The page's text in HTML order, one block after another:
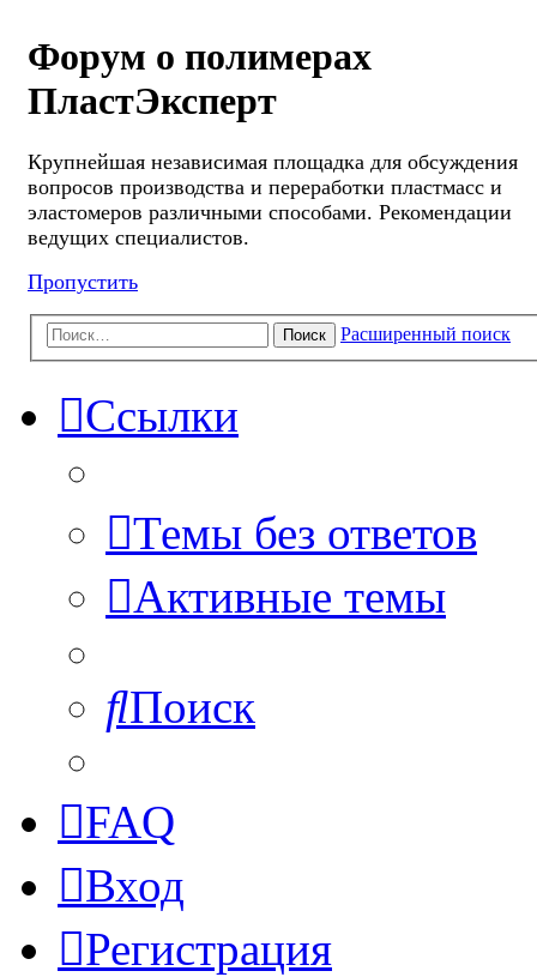
Форум о полимерах
ПластЭксперт
Крупнейшая независимая площадка для обсуждения
вопросов производства и переработки пластмасс и
эластомеров различными способами. Рекомендации
ведущих специалистов.
Пропустить
Поиск Расширенный поиск
Ссылки
Темы без ответов
Активные темы
Поиск
FAQ
Вход
Регистрация